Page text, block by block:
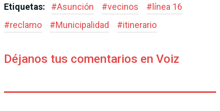
Etiquetas: #Asunción #vecinos # línea 16
#reclamo #Municipalidad #itinerario
Déjanos tus comentarios en Voiz